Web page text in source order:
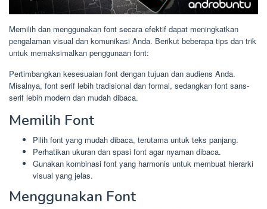
Memilih dan menggunakan font secara efektif dapat meningkatkan
pengalaman visual dan komunikasi Anda. Berikut beberapa tips dan trik
untuk memaksimalkan penggunaan font:
Pertimbangkan kesesuaian font dengan tujuan dan audiens Anda.
Misalnya, font serif lebih tradisional dan formal, sedangkan font sans-
serif lebih modern dan mudah dibaca.
Memilih Font
Pilih font yang mudah dibaca, terutama untuk teks panjang.
Perhatikan ukuran dan spasi font agar nyaman dibaca.
Gunakan kombinasi font yang harmonis untuk membuat hierarki
visual yang jelas.
Menggunakan Font